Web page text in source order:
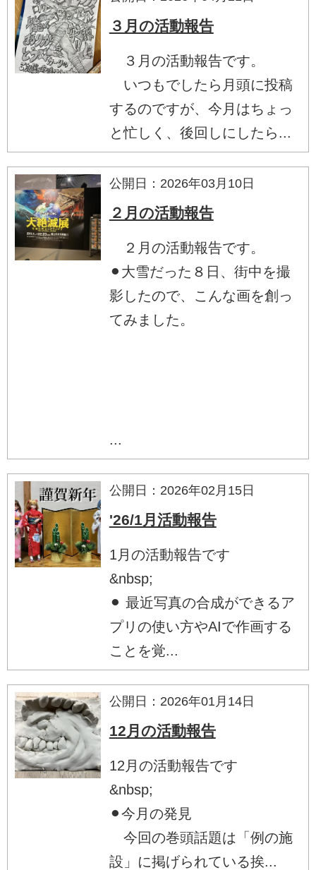
３月の活動報告
３月の活動報告です。
いつもでしたら月頭に投稿
するのですが、今月はちょっ
と忙しく、後回しにしたら...
公開日：2026年03月10日
２月の活動報告
２月の活動報告です。
⚫︎大雪だった８日、街中を撮
影したので、こんな画を創っ
てみました。
...
公開日：2026年02月15日
'26/1月活動報告
1月の活動報告です
&nbsp;
⚫︎ 最近写真の合成ができるア
プリの使い方やAIで作画する
ことを覚...
公開日：2026年01月14日
12月の活動報告
12月の活動報告です
&nbsp;
⚫︎今月の発見
今回の巻頭話題は「例の施
設」に掲げられている挨...